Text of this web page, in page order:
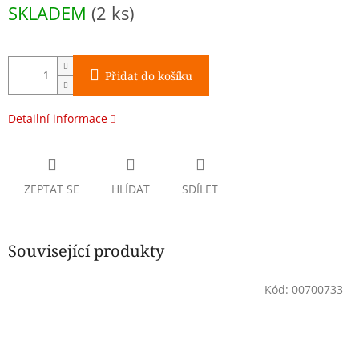
cena:
SKLADEM (2 ks)
Přidat do košíku
Detailní informace
ZEPTAT SE HLÍDAT SDÍLET
Související produkty
Kód: 00700733